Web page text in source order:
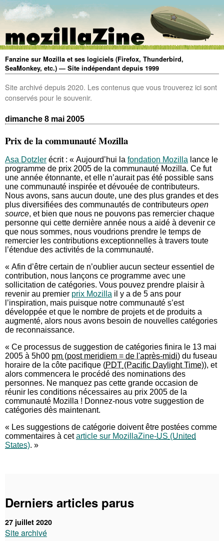
Fanzine sur Mozilla et ses logiciels (Firefox, Thunderbird,
SeaMonkey, etc.) — Site indépendant depuis 1999
Site archivé depuis 2020. Les contenus que vous trouverez ici sont
conservés pour le souvenir.
dimanche 8 mai 2005
Prix de la communauté Mozilla
Asa Dotzler écrit : « Aujourd’hui la fondation Mozilla lance le
programme de prix 2005 de la communauté Mozilla. Ce fut
une année étonnante, et elle n’aurait pas été possible sans
une communauté inspirée et dévouée de contributeurs.
Nous avons, sans aucun doute, une des plus grandes et des
plus diversifiées des communautés de contributeurs open
source, et bien que nous ne pouvons pas remercier chaque
personne qui cette dernière année nous a aidé à devenir ce
que nous sommes, nous voudrions prendre le temps de
remercier les contributions exceptionnelles à travers toute
l’étendue des activités de la communauté.
« Afin d’être certain de n’oublier aucun secteur essentiel de
contribution, nous lançons ce programme avec une
sollicitation de catégories. Vous pouvez prendre plaisir à
revenir au premier prix Mozilla il y a de 5 ans pour
l’inspiration, mais puisque notre communauté s’est
développée et que le nombre de projets et de produits a
augmenté, alors nous avons besoin de nouvelles catégories
de reconnaissance.
« Ce processus de suggestion de catégories finira le 13 mai
2005 à 5h00 pm
du fuseau
horaire de la côte pacifique (PDT
), et
alors commencera le procédé des nominations des
personnes. Ne manquez pas cette grande occasion de
réunir les conditions nécessaires au prix 2005 de la
communauté Mozilla ! Donnez-nous votre suggestion de
catégories dès maintenant.
« Les suggestions de catégorie doivent être postées comme
commentaires à cetarticle sur MozillaZine-US
. »
Derniers articles parus
27 juillet 2020
Site archivé